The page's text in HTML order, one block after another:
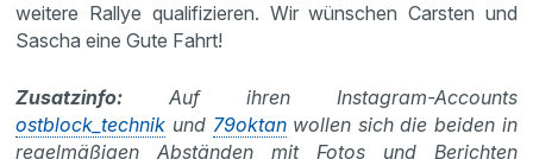
weitere Rallye qualifizieren. Wir wünschen Carsten und
Sascha eine Gute Fahrt!
Zusatzinfo:Auf ihren Instagram-Accounts
ostblock_technik und 79oktanwollen sich die beiden in
regelmäßigen Abständen mit Fotos und Berichten